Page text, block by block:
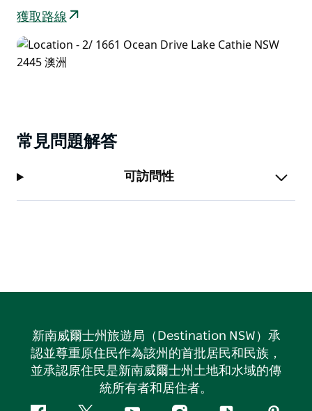
獲取路線
常見問題解答
可訪問性
新南威爾士州旅遊局（Destination NSW）承
認並尊重原住民作為該州的首批居民和民族，
並承認原住民是新南威爾士州土地和水域的傳
統所有者和居住者。